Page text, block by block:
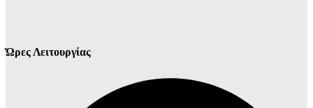
Ώρες Λειτουργίας